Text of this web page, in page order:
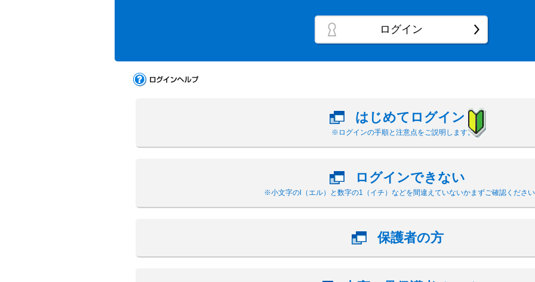
ログイン
はじめてログイン
※ログインの手順と注意点をご説明します。
ログインできない
※小文字のl（エル）と数字の1（イチ）などを間違えていないかまずご確認くださ
保護者の方